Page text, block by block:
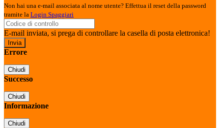
Non hai una e-mail associata al nome utente? Effettua il reset della password
tramite la Login Spaggiari
E-mail inviata, si prega di controllare la casella di posta elettronica!
Errore
Chiudi
Successo
Chiudi
Informazione
Chiudi